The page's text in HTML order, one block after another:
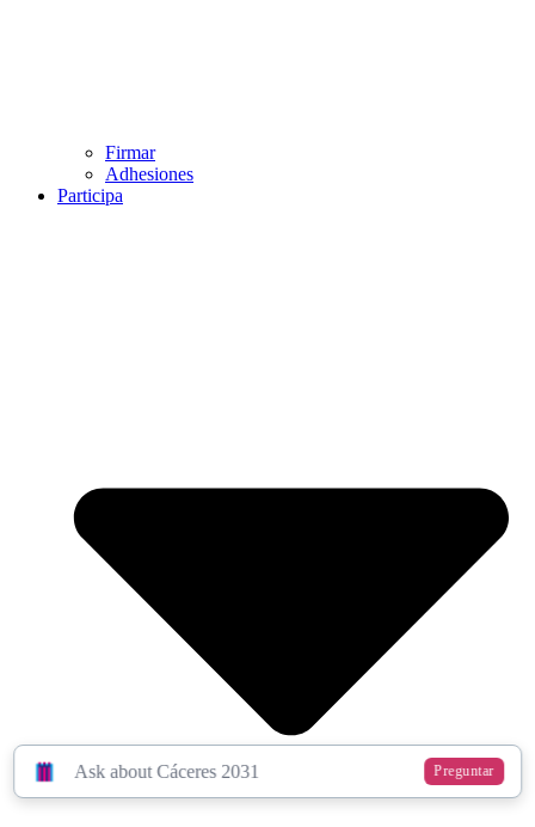
Firmar
Adhesiones
Participa